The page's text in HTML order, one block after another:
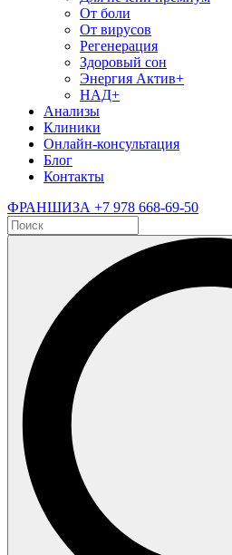
От боли
От вирусов
Регенерация
Здоровый сон
Энергия Актив+
НАД+
Анализы
Клиники
Онлайн-консультация
Блог
Контакты
ФРАНШИЗА +7 978 668-69-50